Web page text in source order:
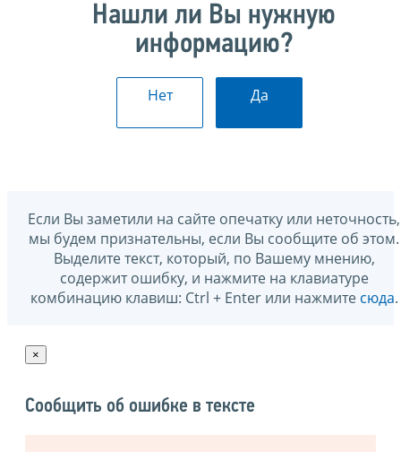
Нашли ли Вы нужную
информацию?
Нет Да
Если Вы заметили на сайте опечатку или неточность,
мы будем признательны, если Вы сообщите об этом.
Выделите текст, который, по Вашему мнению,
содержит ошибку, и нажмите на клавиатуре
комбинацию клавиш: Ctrl + Enter или нажмите сюда.
×
Сообщить об ошибке в тексте